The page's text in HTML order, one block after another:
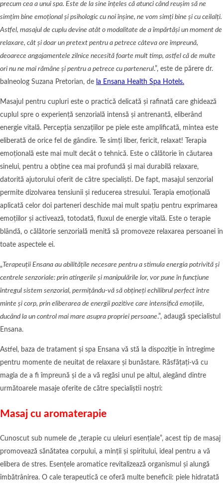
precum cea a unui spa. Este de la sine înțeles că atunci când reușim să ne
simțim bine emoțional și psihologic cu noi înșine, ne vom simți bine și cu ceilalți.
Astfel, masajul de cuplu devine atât o modalitate de a împărtăși un moment de
relaxare, cât și doar un pretext pentru a petrece câteva ore împreună,
deoarece angajamentele zilnice necesită foarte mult timp, astfel că de multe
ori nu ne mai rămâne și pentru a petrece cu partenerul.”, este de părere dr.
balneolog Suzana Pretorian, de la Ensana Health Spa Hotels.
Masajul pentru cupluri este o practică delicată și rafinată care ghidează
cuplul spre o experiență senzorială intensă și antrenantă, eliberând
energie vitală. Percepția senzațiilor pe piele este amplificată, mintea este
eliberată de orice fel de gândire. Te simți liber, fericit, relaxat! Terapia
emoțională este mai mult decât o tehnică. Este o călătorie în căutarea
sinelui, pentru a obține cea mai profundă și mai durabilă relaxare,
datorită ajutorului oferit de către specialiști. De fapt, masajul senzorial
permite dizolvarea tensiunii și reducerea stresului. Terapia emoțională
aplicată celor doi parteneri deschide mai mult spațiu pentru exprimarea
emoțiilor și activează, totodată, fluxul de energie vitală. Este o terapie
blândă, o călătorie senzorială menită să promoveze relaxarea persoanei în
toate aspectele ei.
„Terapeuții Ensana au abilitățile necesare pentru a stimula energia potrivită și
centrele senzoriale: prin atingerile și manipulările lor, vor pune în funcțiune
întregul sistem senzorial, permițându-vă să obțineți echilibrul perfect între
minte și corp, prin eliberarea de energii pozitive care intensifică emoțiile,
ducând la un control mai mare asupra propriei persoane.”, adaugă specialistul
Ensana.
Astfel, baza de tratament și spa Ensana vă stă la dispoziție în întregime
pentru momente de neuitat de relaxare și bunăstare. Răsfățați-vă cu
magia de a fi împreună și de a vă regăsi unul pe altul, alegând dintre
următoarele masaje oferite de către specialiștii noștri:
Masaj cu aromaterapie
Cunoscut sub numele de „terapie cu uleiuri esențiale”, acest tip de masaj
promovează sănătatea corpului, a minții și spiritului, ideal pentru a vă
elibera de stres. Esențele aromatice revitalizează organismul și alungă
îmbătrânirea. O cale terapeutică ce oferă multe beneficii: piele hidratată